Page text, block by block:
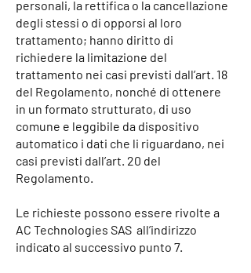
personali, la rettifica o la cancellazione
degli stessi o di opporsi al loro
trattamento; hanno diritto di
richiedere la limitazione del
trattamento nei casi previsti dall’art. 18
del Regolamento, nonché di ottenere
in un formato strutturato, di uso
comune e leggibile da dispositivo
automatico i dati che li riguardano, nei
casi previsti dall’art. 20 del
Regolamento.
Le richieste possono essere rivolte a
AC Technologies SAS all’indirizzo
indicato al successivo punto 7.